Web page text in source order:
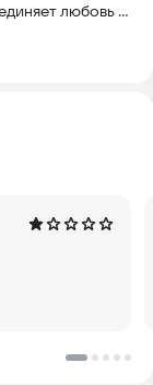
любовь к
и всегда
в любое
устройства.
и
стихи и эссе.